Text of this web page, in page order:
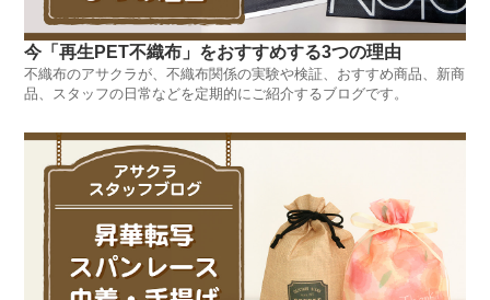
今「再生PET不織布」をおすすめする3つの理由
不織布のアサクラが、不織布関係の実験や検証、おすすめ商品、新商
品、スタッフの日常などを定期的にご紹介するブログです。